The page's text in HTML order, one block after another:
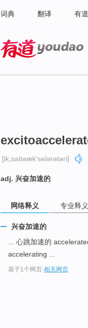
词典 翻译 有
[ik,saitəæk'selərətəri]
adj. 兴奋加速的
网络释义 专业释义
兴奋加速的
... 心跳加速的
accelerating ...
基于1个网页-相关网页